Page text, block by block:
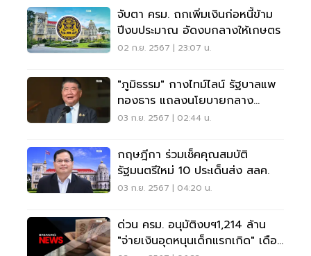
จับตา ครม. ถกเพิ่มเงินก่อหนี้ข้าม
ปีงบประมาณ อัดงบกลางให้เกษตร
02 ก.ย. 2567 | 23:07 น.
"ภูมิธรรม" กางไทม์ไลน์ รัฐบาลแพ
ทองธาร แถลงนโยบายกลาง
ก.ย.67
03 ก.ย. 2567 | 02:44 น.
กฤษฎีกา ร่วมเช็คคุณสมบัติ
รัฐมนตรีใหม่ 10 ประเด็นส่ง สลค.
03 ก.ย. 2567 | 04:20 น.
ด่วน ครม. อนุมัติงบฯ1,214 ล้าน
"จ่ายเงินอุดหนุนเด็กแรกเกิด" เดือน